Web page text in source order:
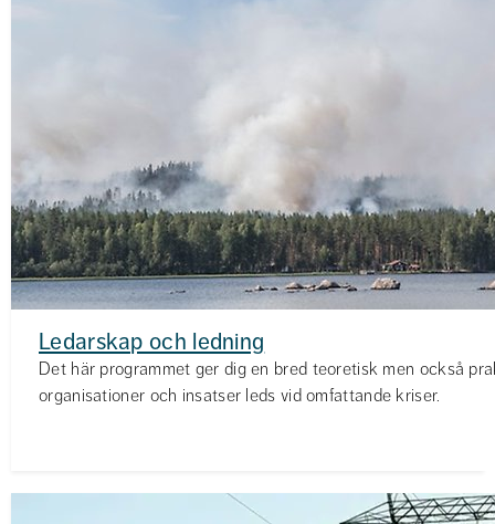
Ledarskap och ledning
Det här programmet ger dig en bred teoretisk men också
organisationer och insatser leds vid omfattande kriser.